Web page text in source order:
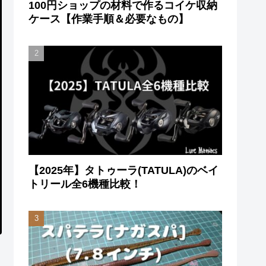
100円ショップの材料で作るコイケ収納
ケース【作業手順＆必要なもの】
【2025年】タトゥーラ(TATULA)のベイ
トリール全6機種比較！